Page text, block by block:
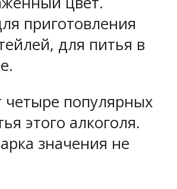
приготовления
для питья в
четыре популярных
этого алкоголя.
значения не